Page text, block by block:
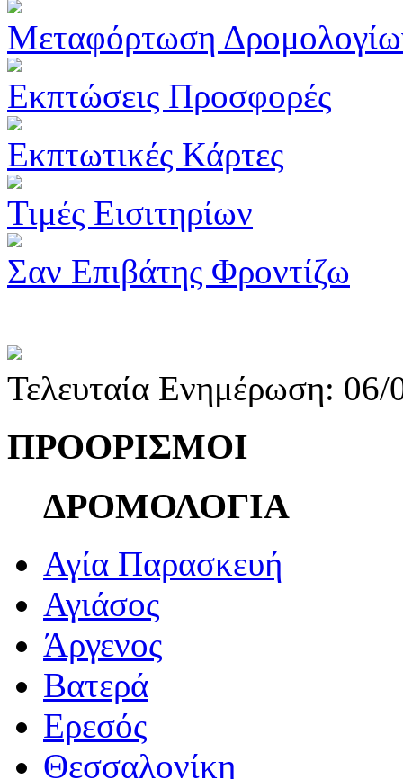
Μεταφόρτωση
Εκπτώσεις Προσφορές
Εκπτωτικές Κάρτες
Τιμές Εισιτηρίων
Σαν Επιβάτης Φροντίζω
Τελευταία Ενημέρωση:
ΠΡΟΟΡΙΣΜΟΙ
ΔΡΟΜΟΛΟΓΙΑ
Αγία Παρασκευή
Αγιάσος
Άργενος
Βατερά
Ερεσός
Θεσσαλονίκη